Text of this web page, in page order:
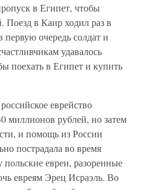
в Египет, чтобы
Поезд в Каир ходил раз в
очередь солдат и
удавалось
поехать в Египет и купить
еврейство
миллионов рублей, но затем
и помощь из России
пострадала во время
евреи, разоренные
евреям Эрец Исраэль. Во